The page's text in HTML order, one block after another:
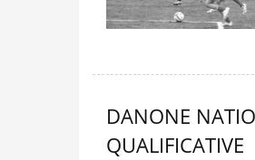
DANONE
QUALIFICATIVE